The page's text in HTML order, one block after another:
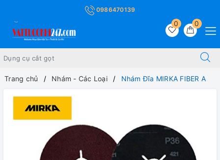
0986470139
0
0
Trang chủ Nhám - Các Loại Nhám Đĩa MIRKA FIBER A